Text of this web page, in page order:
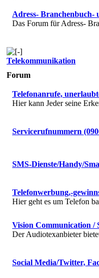
Adress- Branchenbuch-
Das Forum für Adress-
Telekommunikation
Forum
Telefonanrufe,
Hier kann Jeder seine
Servicerufnummern
SMS-Dienste/Handy/
Telefonwerbung,-
Hier geht es um Telefon
Vision Communication /
Der Audiotexanbieter
Social Media/Twitter,